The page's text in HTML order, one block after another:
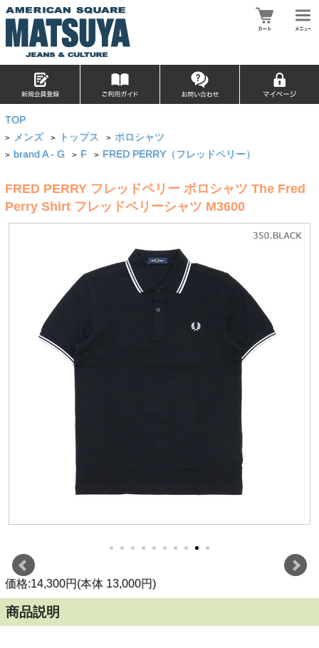
TOP
> メンズ > トップス > ポロシャツ
> brand A - G > F > FRED PERRY（フレッドペリー）
FRED PERRY フレッドペリー ポロシャツ The Fred
Perry Shirt フレッドペリーシャツ M3600
価格:14,300円(本体 13,000円)
商品説明